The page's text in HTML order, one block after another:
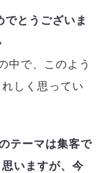
とうございま
中で、このよう
しく思ってい
テーマは集客で
いますが、今